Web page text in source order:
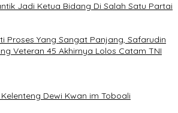
Jadi Ketua Bidang Di Salah Satu Partai
Proses Yang Sangat Panjang, Safarudin
Veteran 45 Akhirnya Lolos Catam TNI
Dewi Kwan im Toboali